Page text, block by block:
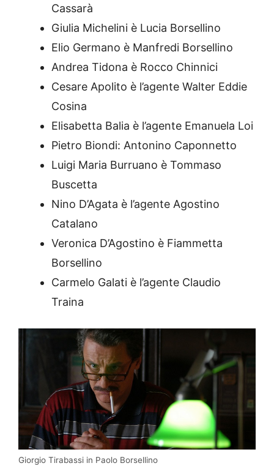
Cassarà
Giulia Michelini è Lucia Borsellino
Elio Germano è Manfredi Borsellino
Andrea Tidona è Rocco Chinnici
Cesare Apolito è l’agente Walter Eddie
Cosina
Elisabetta Balia è l’agente Emanuela Loi
Pietro Biondi: Antonino Caponnetto
Luigi Maria Burruano è Tommaso
Buscetta
Nino D’Agata è l’agente Agostino
Catalano
Veronica D’Agostino è Fiammetta
Borsellino
Carmelo Galati è l’agente Claudio
Traina
Giorgio Tirabassi in Paolo Borsellino